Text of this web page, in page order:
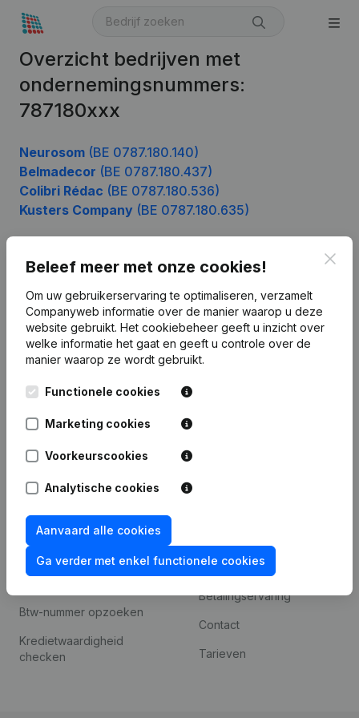
Overzicht bedrijven met
ondernemingsnummers:
787180xxx
Neurosom (BE 0787.180.140)
Belmadecor (BE 0787.180.437)
Colibri Rédac (BE 0787.180.536)
Kusters Company (BE 0787.180.635)
Beleef meer met onze cookies!
Om uw gebruikerservaring te optimaliseren, verzamelt
Companyweb informatie over de manier waarop u deze
website gebruikt. Het cookiebeheer geeft u inzicht over
welke informatie het gaat en geeft u controle over de
manier waarop ze wordt gebruikt.
Functionele cookies
Marketing cookies
Voorkeurscookies
Analytische cookies
Aanvaard alle cookies
Ga verder met enkel functionele cookies
Nederlands
Kantorenpark Everest
248D,
Product
Bedrijfsinformatie
Monitoring
Internationaal zoeken
Compliance &
fraudepreventie
Btw-nummer opzoeken
Kredietwaardigheid
checken
Integraties op maat
Betalingservaring
Contact
Tarieven